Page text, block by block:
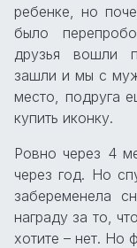
ребенке, но
было
друзья вошли
зашли и мы с
место, подруга
купить иконку.
Ровно через 4
через год. Но
забеременела
награду за то,
хотите – нет. Но